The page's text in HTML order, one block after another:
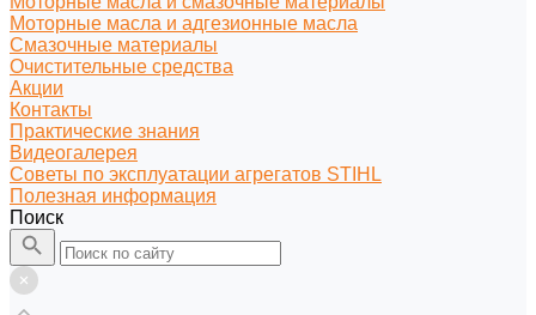
Моторные масла и адгезионные масла
Смазочные материалы
Очистительные средства
Акции
Контакты
Практические знания
Видеогалерея
Советы по эксплуатации агрегатов STIHL
Полезная информация
Поиск